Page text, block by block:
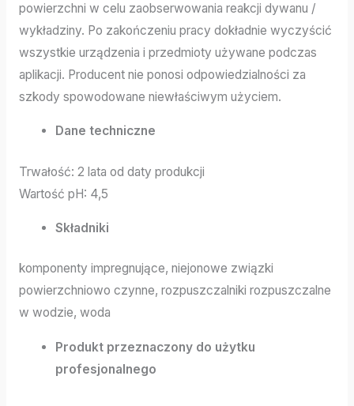
powierzchni w celu zaobserwowania reakcji dywanu /
wykładziny. Po zakończeniu pracy dokładnie wyczyścić
wszystkie urządzenia i przedmioty używane podczas
aplikacji. Producent nie ponosi odpowiedzialności za
szkody spowodowane niewłaściwym użyciem.
Dane techniczne
Trwałość: 2 lata od daty produkcji
Wartość pH: 4,5
Składniki
komponenty impregnujące, niejonowe związki
powierzchniowo czynne, rozpuszczalniki rozpuszczalne
w wodzie, woda
Produkt przeznaczony do użytku
profesjonalnego